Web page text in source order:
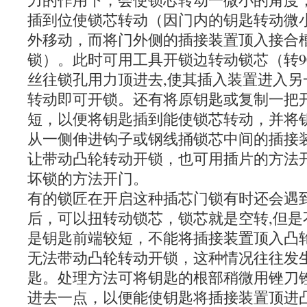
插到位使锁芯转动（因门内的钥匙转动微
外移动，而将门外侧的插接装置顶入接合
锁）。此时可用工具开锁边转动锁芯（转
丝往锁孔用力顶进去,使其插入装置进入
转动即可开锁。还有将原钥匙或复制一把
短，以便将钥匙插到能使锁芯转动，并将
从一侧伸进钩子或钢线捅锁芯中间的插接
让带动凸轮转动开锁，也可用插片的方法
坏锁的方法开门。
有的锁匠在开启这种插芯门锁有时还会遇
后，可以扭转动锁芯，锁芯就是空转,但
是钥匙前端较短，不能将插接装置顶入凸
无法带动凸轮转动开锁，这种情况往往发
匙。处理方法可将钥匙的根部稍微用锉刀
进去一点，以便能使钥匙将插接装置顶进